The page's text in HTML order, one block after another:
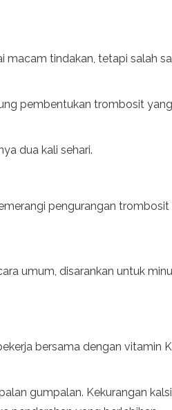
macam tindakan, tetapi salah
pembentukan trombosit
dua kali sehari.
pengurangan trombosit
umum, disarankan untuk
bersama dengan vitamin
gumpalan. Kekurangan